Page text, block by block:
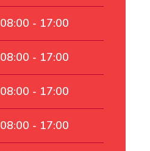
08:00 - 17:00
08:00 - 17:00
08:00 - 17:00
08:00 - 17:00